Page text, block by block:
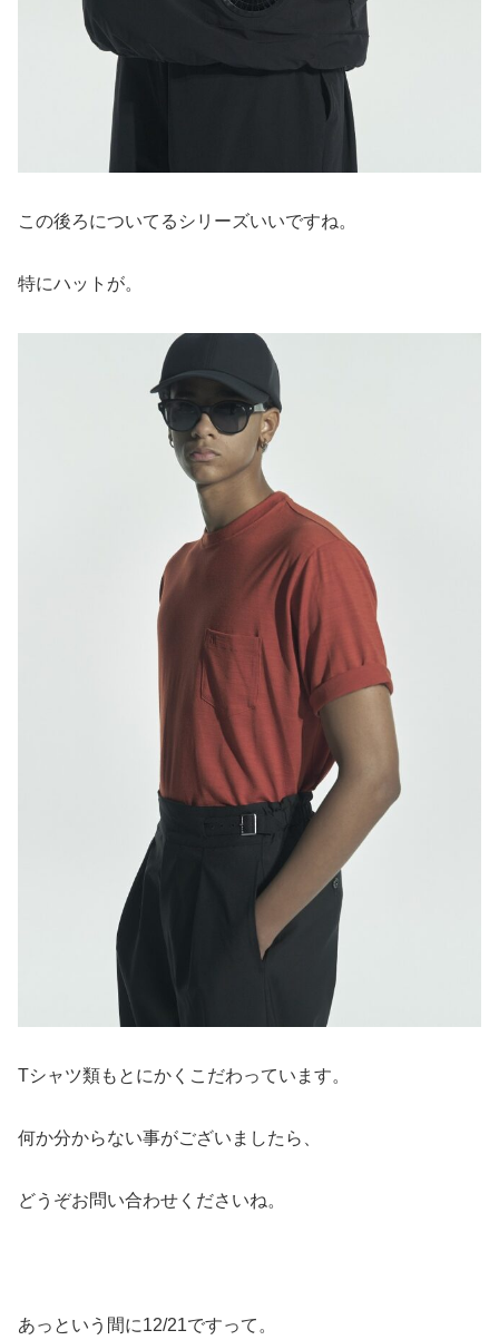
この後ろについてるシリーズいいですね。
特にハットが。
Tシャツ類もとにかくこだわっています。
何か分からない事がございましたら、
どうぞお問い合わせくださいね。
あっという間に12/21ですって。